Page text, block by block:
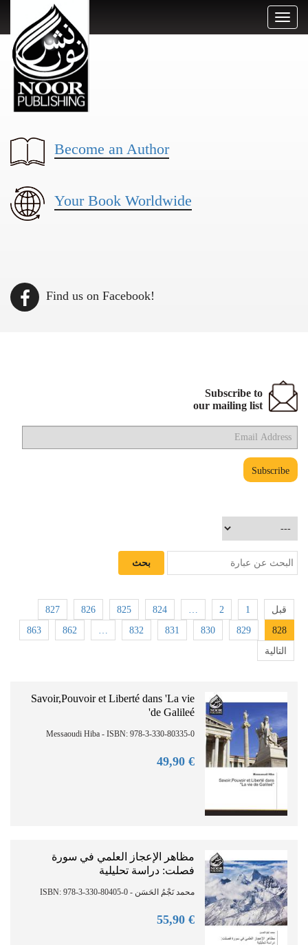
Toggle
Become an Author
Your Book Worldwide
Find us on Facebook!
Subscribe to
our mailing list
قبل 1
2
…
824
825
826
827
828
829
830
831
832
…
862
863
التالية
Savoir,Pouvoir et Liberté dans 'La vie
de Galileé'
Messaoudi Hiba - ISBN: 978-3-330-80335-0
€ 49,
90
مظاهر الإعجاز العلمي في سورة
فصلت: دراسة تحليلية
محمد نَجْمُ الحَسَن - ISBN: 978-3-330-80405-0
€ 55,
90